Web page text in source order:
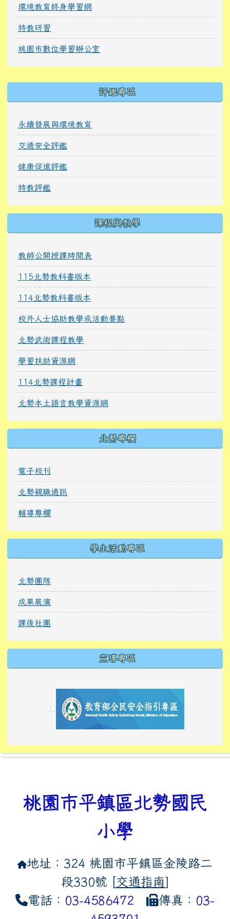
環境教育終身學習網
特教研習
桃園市數位學習辦公室
評鑑專區
永續發展與環境教育
交通安全評鑑
健康促進評鑑
特教評鑑
課程與教學
教師公開授課時間表
115北勢教科書版本
114北勢教科書版本
校外人士協助教學或活動要點
北勢武術課程教學
學習扶助資源網
114北勢課程計畫
北勢本土語言教學資源網
北勢專欄
電子校刊
北勢親職通訊
輔導專欄
學生活動專區
北勢團隊
成果展演
課後社團
宣導專區
link to https://
link to https://10000.gov.tw/
link to https://
link to https://10000.gov.tw/
link to https://
link to https://
link to https://i.win.org.tw/
link to https://
link to https://
link to https://
link to https://
桃園市平鎮區北勢國民
小學
地址：324 桃園市平鎮區金陵路二
段330號 [交通指南]
電話： 03-4586472 傳真： 03-